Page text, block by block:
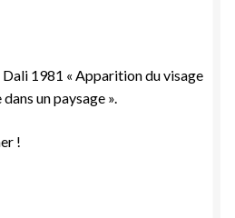
1981 « Apparition du visage
un paysage ».
!